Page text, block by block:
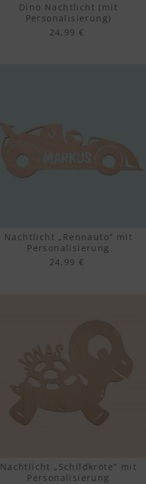
Dino Nachtlicht (mit
Personalisierung)
24,99 €
Nachtlicht „Rennauto“ mit
Personalisierung
24,99 €
Nachtlicht „Schildkröte“ mit
Personalisierung